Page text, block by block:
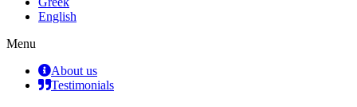
English
Menu
About us
Testimonials